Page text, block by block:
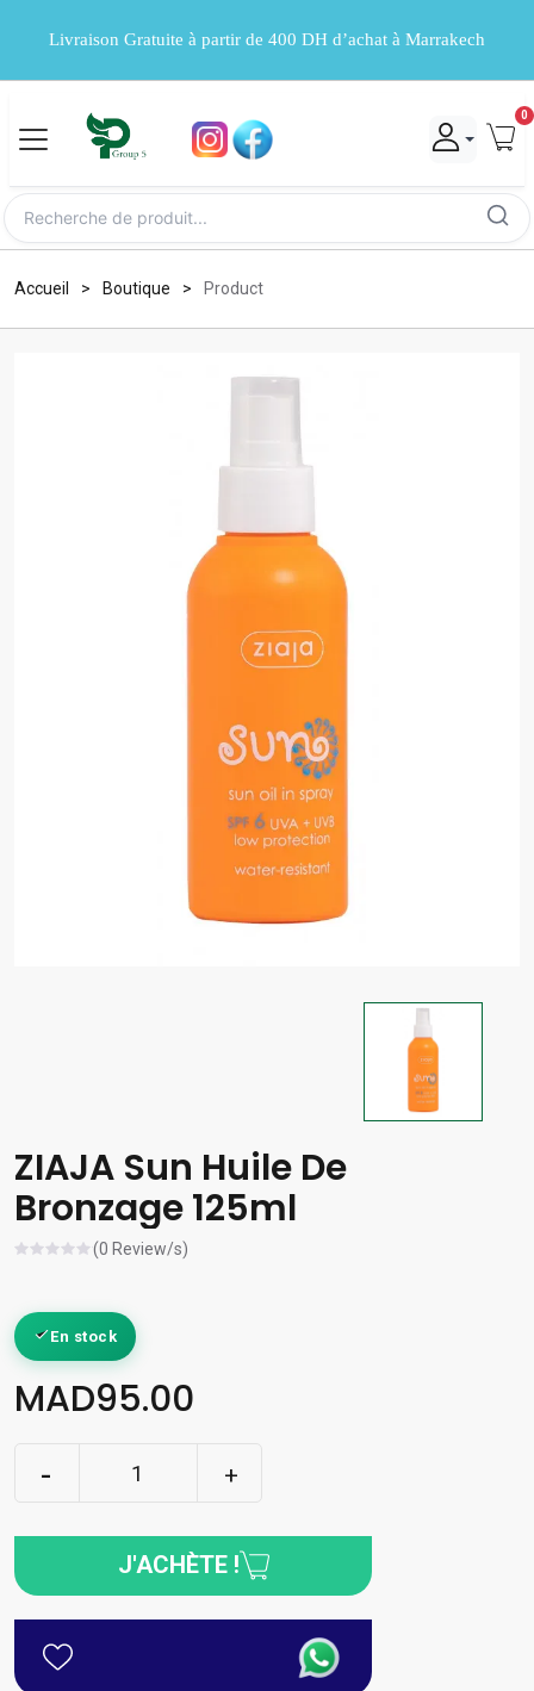
Livraison Gratuite à partir de 400 DH d’achat à Marrakech
0
Accueil Boutique Product
ZIAJA Sun Huile De
Bronzage 125ml
(0 Review/s)
En stock
MAD95.00
J'ACHÈTE !